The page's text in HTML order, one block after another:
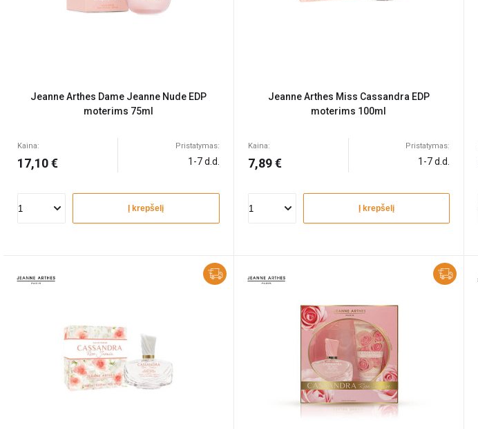
Jeanne Arthes Dame Jeanne Nude EDP
moterims 75ml
Kaina:
17,10 €
Pristatymas:
1-7 d.d.
Į krepšelį
Jeanne Arthes Miss Cassandra EDP
moterims 100ml
Kaina:
7,89 €
Pristatymas:
1-7 d.d.
Į krepšelį